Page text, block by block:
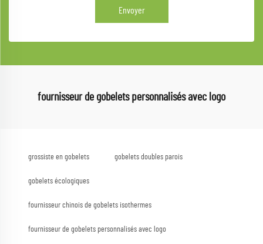
Envoyer
fournisseur de gobelets personnalisés avec logo
grossiste en gobelets gobelets doubles parois
gobelets écologiques
fournisseur chinois de gobelets isothermes
fournisseur de gobelets personnalisés avec logo